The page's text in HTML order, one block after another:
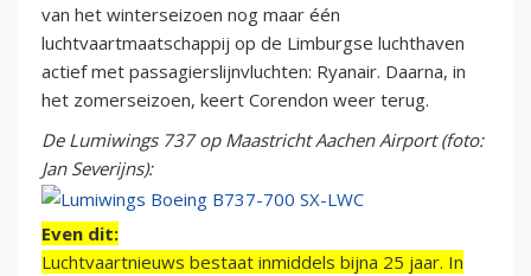
van het winterseizoen nog maar één
luchtvaartmaatschappij op de Limburgse luchthaven
actief met passagierslijnvluchten: Ryanair. Daarna, in
het zomerseizoen, keert Corendon weer terug.
De Lumiwings 737 op Maastricht Aachen Airport (foto:
Jan Severijns):
Even dit:
Luchtvaartnieuws bestaat inmiddels bijna 25 jaar. In